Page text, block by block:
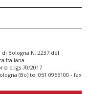
Bologna N. 2237 del
Italiana
d.lgs 70/2017
(Bo) tel 051 0956100 - fax